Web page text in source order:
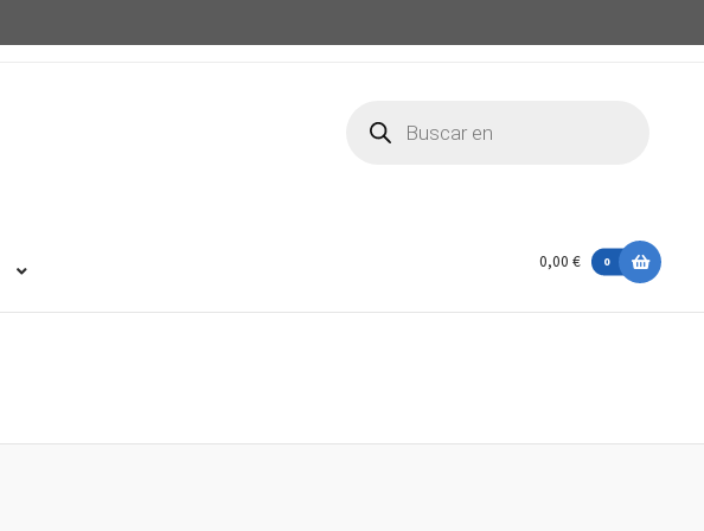
productos
0,00 € 0